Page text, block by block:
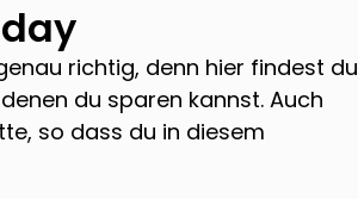
richtig, denn hier findest du
du sparen kannst. Auch
so dass du in diesem